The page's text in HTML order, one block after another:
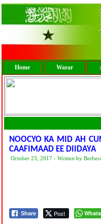
Home Warar
NOOCYO KA MID AH
CAAFIMAAD EE DIIDAYA
October 23, 2017 - Written by
Share Post